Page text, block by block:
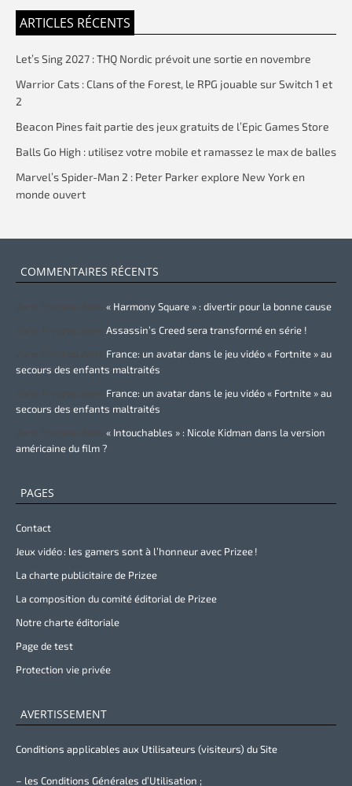
ARTICLES RÉCENTS
Let’s Sing 2027 : THQ Nordic prévoit une sortie en novembre
Warrior Cats : Clans of the Forest, le RPG jouable sur Switch 1 et
2
Beacon Pines fait partie des jeux gratuits de l’Epic Games Store
Balls Go High : utilisez votre mobile et ramassez le max de balles
Marvel’s Spider-Man 2 : Peter Parker explore New York en
monde ouvert
COMMENTAIRES RÉCENTS
« Harmony Square » : divertir pour la bonne cause
Assassin’s Creed sera transformé en série !
France: un avatar dans le jeu vidéo « Fortnite » au
secours des enfants maltraités
France: un avatar dans le jeu vidéo « Fortnite » au
secours des enfants maltraités
« Intouchables » : Nicole Kidman dans la version
américaine du film ?
PAGES
Contact
Jeux vidéo : les gamers sont à l’honneur avec Prizee !
La charte publicitaire de Prizee
La composition du comité éditorial de Prizee
Notre charte éditoriale
Page de test
Protection vie privée
AVERTISSEMENT
Conditions applicables aux Utilisateurs (visiteurs) du Site
– les Conditions Générales d’Utilisation ;